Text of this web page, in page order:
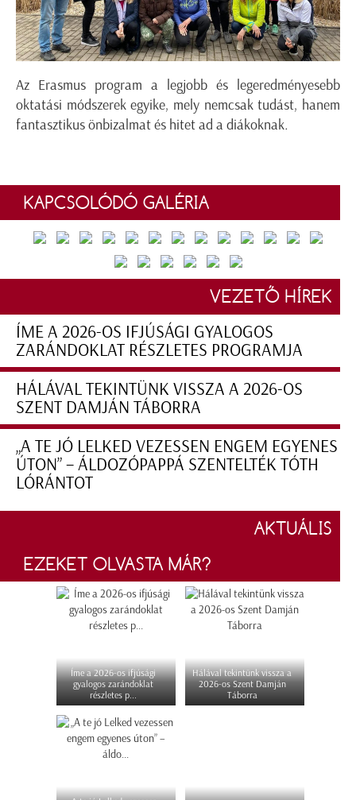
Az Erasmus program a legjobb és legeredményesebb
oktatási módszerek egyike, mely nemcsak tudást, hanem
fantasztikus önbizalmat és hitet ad a diákoknak.
KAPCSOLÓDÓ GALÉRIA
VEZETŐ HÍREK
ÍME A 2026-OS IFJÚSÁGI GYALOGOS
ZARÁNDOKLAT RÉSZLETES PROGRAMJA
HÁLÁVAL TEKINTÜNK VISSZA A 2026-OS
SZENT DAMJÁN TÁBORRA
„A TE JÓ LELKED VEZESSEN ENGEM EGYENES
ÚTON” – ÁLDOZÓPAPPÁ SZENTELTÉK TÓTH
LÓRÁNTOT
AKTUÁLIS
EZEKET OLVASTA MÁR?
Íme a 2026-os ifjúsági
gyalogos zarándoklat
részletes p...
Hálával tekintünk vissza a
2026-os Szent Damján
Táborra